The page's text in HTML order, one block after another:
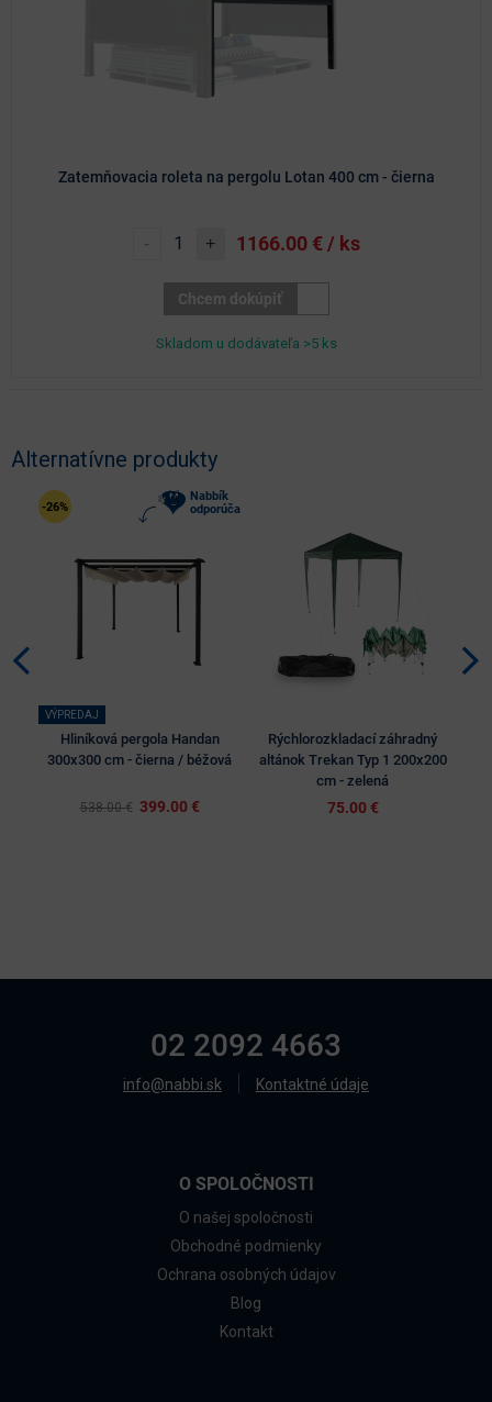
Zatemňovacia roleta na pergolu Lotan 400 cm - čierna
- + 1166.00€ / ks
Chcem dokúpiť
Skladom u dodávateľa >5 ks
Alternatívne produkty
Nabbík
odporúča
-26%
VÝPREDAJ
Hliníková pergola Handan
300x300 cm - čierna / béžová
538.00 € 399.00 €
Rýchlorozkladací záhradný
altánok Trekan Typ 1 200x200
cm - zelená
75.00 €
02 2092 4663
info@nabbi.sk Kontaktné údaje
O SPOLOČNOSTI
O našej spoločnosti
Obchodné podmienky
Ochrana osobných údajov
Blog
Kontakt